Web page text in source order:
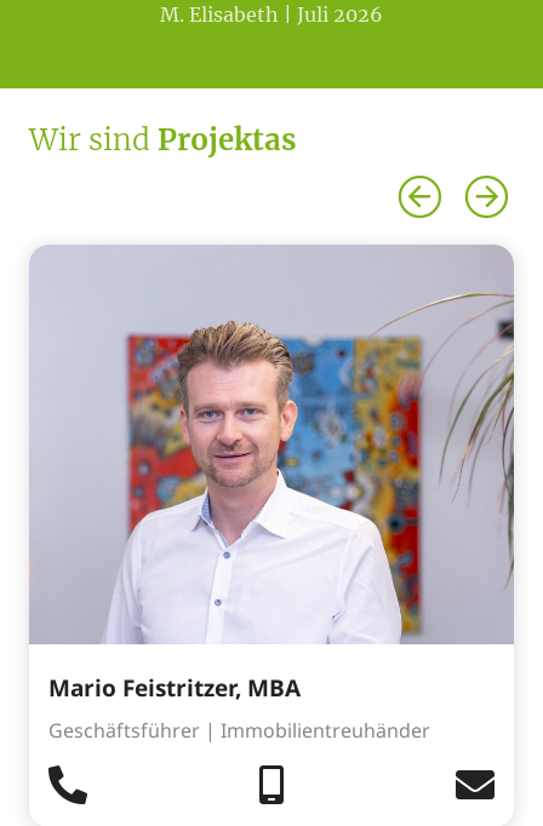
M. Elisabeth | Juli 2026
Wir sind Projektas
Mario Feistritzer, MBA
Geschäftsführer | Immobilientreuhänder